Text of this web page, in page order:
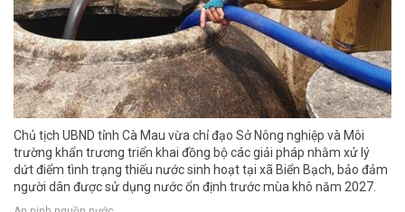
Chủ tịch UBND tỉnh Cà Mau vừa chỉ đạo Sở Nông nghiệp và Môi
trường khẩn trương triển khai đồng bộ các giải pháp nhằm xử lý
dứt điểm tình trạng thiếu nước sinh hoạt tại xã Biển Bạch, bảo đảm
người dân được sử dụng nước ổn định trước mùa khô năm 2027.